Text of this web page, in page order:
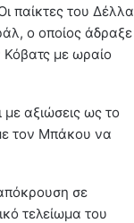
παίκτες του Δέλλα
ο οποίος άδραξε
Κόβατς με ωραίο
αξιώσεις ως το
τον Μπάκου να
σε
τελείωμα του